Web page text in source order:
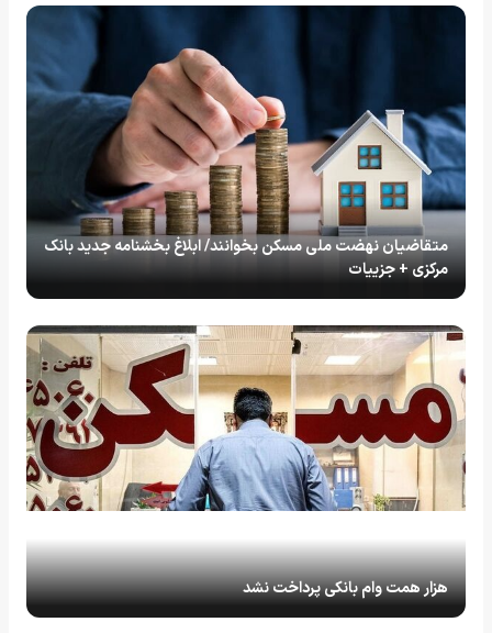
متقاضیان نهضت ملی مسکن بخوانند/ ابلاغ بخشنامه جدید بانک
مرکزی + جزییات
هزار همت وام بانکی پرداخت نشد